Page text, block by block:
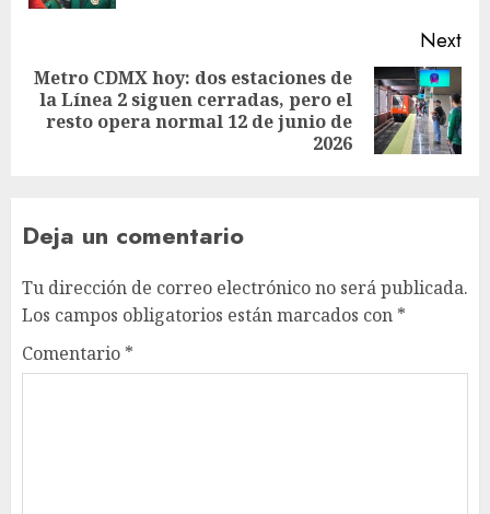
Next
Next
post:
Metro CDMX hoy: dos estaciones de
la Línea 2 siguen cerradas, pero el
resto opera normal 12 de junio de
2026
Deja un comentario
Tu dirección de correo electrónico no será publicada.
Los campos obligatorios están marcados con *
Comentario *